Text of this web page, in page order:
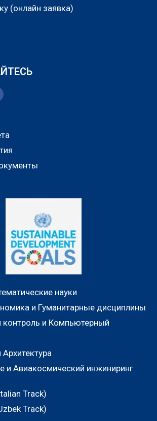
(онлайн заявка)
науки
и Гуманитарные дисциплины
контроль и Компьютерный
и Авиакосмический инжиниринг
Track)
Track)